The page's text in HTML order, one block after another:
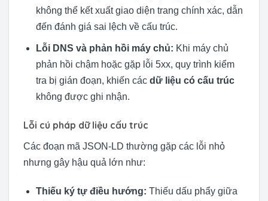
không thể kết xuất giao diện trang chính xác, dẫn
đến đánh giá sai lệch về cấu trúc.
Lỗi DNS và phản hồi máy chủ: Khi máy chủ
phản hồi chậm hoặc gặp lỗi 5xx, quy trình kiểm
tra bị gián đoạn, khiến các dữ liệu có cấu trúc
không được ghi nhận.
Lỗi cú pháp dữ liệu cấu trúc
Các đoạn mã JSON-LD thường gặp các lỗi nhỏ
nhưng gây hậu quả lớn như:
Thiếu ký tự điều hướng: Thiếu dấu phẩy giữa